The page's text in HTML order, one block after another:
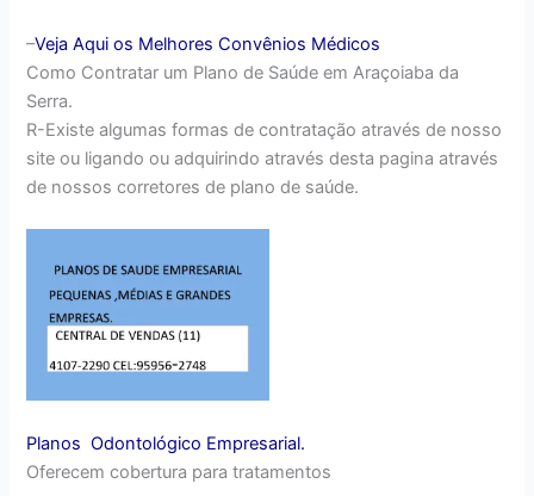
–Veja Aqui os MelhoresConvênios Médicos
Como Contratar um Plano de Saúde em Araçoiaba da
Serra.
R-Existe algumas formas de contratação através de nosso
site ou ligando ou adquirindo através desta pagina através
de nossos corretores de plano de saúde.
Planos Odontológico Empresarial.
Oferecem cobertura para tratamentos